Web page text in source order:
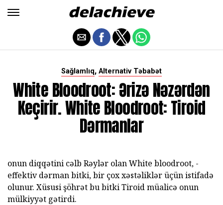
Sağlamlıq, Alternativ Təbabət
White Bloodroot: Ərizə Nəzərdən
Keçirir. White Bloodroot: Tiroid
Dərmanlar
onun diqqətini cəlb Rəylər olan White bloodroot, -
effektiv dərman bitki, bir çox xəstəliklər üçün istifadə
olunur. Xüsusi şöhrət bu bitki Tiroid müalicə onun
mülkiyyət gətirdi.